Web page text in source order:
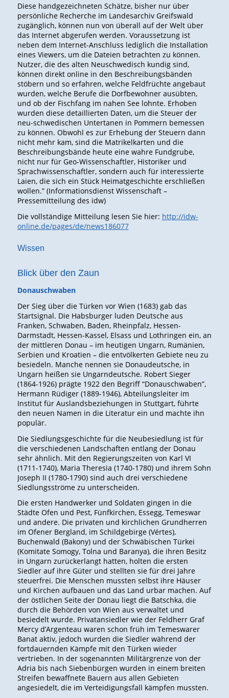
Diese handgezeichneten Schätze, bisher nur über
persönliche Recherche im Landesarchiv Greifswald
zugänglich, können nun von überall auf der Welt über
das Internet abgerufen werden. Voraussetzung ist
neben dem Internet-Anschluss lediglich die Installation
eines Viewers, um die Dateien betrachten zu können.
Nutzer, die des alten Neuschwedisch kundig sind,
können direkt online in den Beschreibungsbänden
stöbern und so erfahren, welche Feldfrüchte angebaut
wurden, welche Berufe die Dorfbewohner ausübten,
und ob der Fischfang im nahen See lohnte. Erhoben
wurden diese detaillierten Daten, um die Steuer der
neu-schwedischen Untertanen in Pommern bemessen
zu können. Obwohl es zur Erhebung der Steuern dann
nicht mehr kam, sind die Matrikelkarten und die
Beschreibungsbände heute eine wahre Fundgrube,
nicht nur für Geo-Wissenschaftler, Historiker und
Sprachwissenschaftler, sondern auch für interessierte
Laien, die sich ein Stück Heimatgeschichte erschließen
wollen.” (Informationsdienst Wissenschaft –
Pressemitteilung des idw)
Die vollständige Mitteilung lesen Sie hier: http://idw-
online.de/pages/de/news186077
Wissen
Blick über den Zaun
Donauschwaben
Der Sieg über die Türken vor Wien (1683) gab das
Startsignal. Die Habsburger luden Deutsche aus
Franken, Schwaben, Baden, Rheinpfalz, Hessen-
Darmstadt, Hessen-Kassel, Elsass und Lothringen ein, an
der mittleren Donau – im heutigen Ungarn, Rumänien,
Serbien und Kroatien – die entvölkerten Gebiete neu zu
besiedeln. Manche nennen sie Donaudeutsche, in
Ungarn heißen sie Ungarndeutsche. Robert Sieger
(1864-1926) prägte 1922 den Begriff “Donauschwaben”,
Hermann Rüdiger (1889-1946), Abteilungsleiter im
Institut für Auslandsbeziehungen in Stuttgart, führte
den neuen Namen in die Literatur ein und machte ihn
populär.
Die Siedlungsgeschichte für die Neubesiedlung ist für
die verschiedenen Landschaften entlang der Donau
sehr ähnlich. Mit den Regierungszeiten von Karl VI
(1711-1740), Maria Theresia (1740-1780) und ihrem Sohn
Joseph II (1780-1790) sind auch drei verschiedene
Siedlungsströme zu unterscheiden.
Die ersten Handwerker und Soldaten gingen in die
Städte Ofen und Pest, Fünfkirchen, Essegg, Temeswar
und andere. Die privaten und kirchlichen Grundherren
im Ofener Bergland, im Schildgebirge (Vértes),
Buchenwald (Bakony) und der Schwäbischen Türkei
(Komitate Somogy, Tolna und Baranya), die ihren Besitz
in Ungarn zurückerlangt hatten, holten die ersten
Siedler auf ihre Güter und stellten sie für drei Jahre
steuerfrei. Die Menschen mussten selbst ihre Häuser
und Kirchen aufbauen und das Land urbar machen. Auf
der östlichen Seite der Donau liegt die Batschka, die
durch die Behörden von Wien aus verwaltet und
besiedelt wurde. Privatansiedler wie der Feldherr Graf
Mercy d’Argenteau waren schon früh im Temeswarer
Banat aktiv, jedoch wurden die Siedler während der
fortdauernden Kämpfe mit den Türken wieder
vertrieben. In der sogenannten Militärgrenze von der
Adria bis nach Siebenbürgen wurden in einem breiten
Streifen bewaffnete Bauern aus allen Gebieten
angesiedelt, die im Verteidigungsfall kämpfen mussten.